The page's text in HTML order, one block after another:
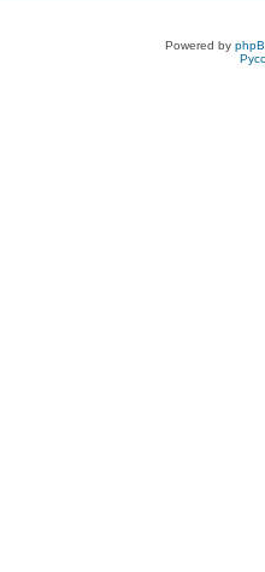
Powered by